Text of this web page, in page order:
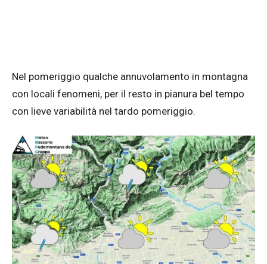
Nel pomeriggio qualche annuvolamento in montagna
con locali fenomeni, per il resto in pianura bel tempo
con lieve variabilità nel tardo pomeriggio.